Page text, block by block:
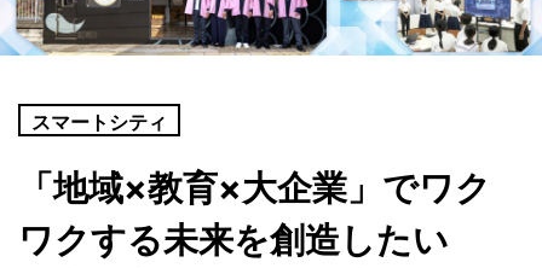
「地域×教育×大企業」でワク
ワクする未来を創造したい
スマートシティ